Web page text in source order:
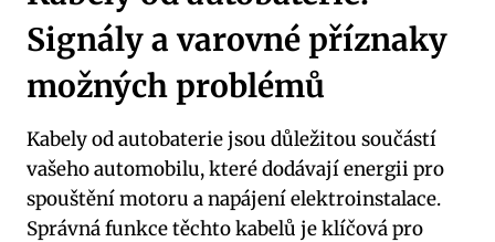
Signály a varovné příznaky
možných problémů
Kabely od autobaterie jsou důležitou součástí
vašeho automobilu, které dodávají energii pro
spouštění motoru a napájení elektroinstalace.
Správná funkce těchto kabelů je klíčová pro